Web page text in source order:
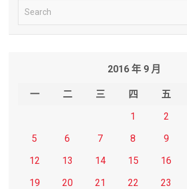
e
2016 年 9 月
一 二 三 四 五
1
2
5
6 7 8 9
12
13 14 15 16
19
20 21 22 23